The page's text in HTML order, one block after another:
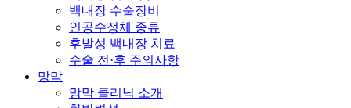
백내장 수술장비
인공수정체 종류
후발성 백내장 치료
수술 전·후 주의사항
망막
망막 클리닉 소개